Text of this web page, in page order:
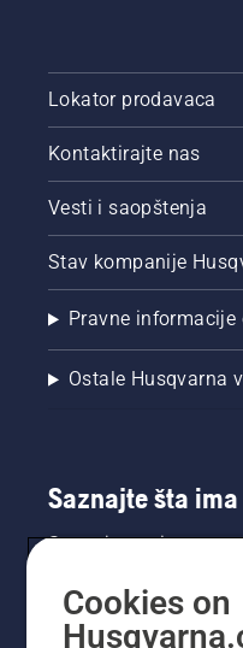
Lokator prodavaca
Kontaktirajte nas
Vesti i saopštenja
Stav kompanije
Pravne informacije
Ostale Husqvarna
Saznajte šta
Saznajte prvi sve o
Prijavite se na naš
Cookies on